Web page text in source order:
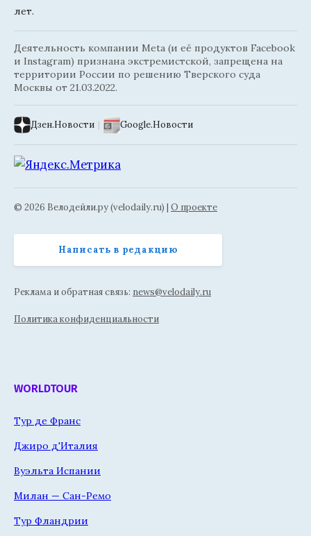
лет.
Деятельность компании Meta (и её продуктов Facebook
и Instagram) признана экстремистской, запрещена на
территории России по решению Тверского суда
Москвы от 21.03.2022.
Дзен.Новости | Google.Новости
© 2026 Велодейли.ру (velodaily.ru) | О проекте
Написать в редакцию
Реклама и обратная связь: news@velodaily.ru
Политика конфиденциальности
WORLDTOUR
Тур де Франс
Джиро д'Италия
Вуэльта Испании
Милан — Сан-Ремо
Тур Фландрии